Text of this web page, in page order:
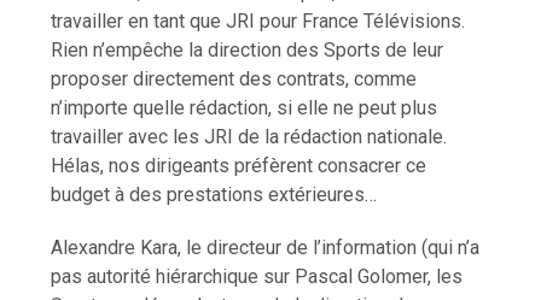
travailler en tant que JRI pour France Télévisions.
Rien n’empêche la direction des Sports de leur
proposer directement des contrats, comme
n’importe quelle rédaction, si elle ne peut plus
travailler avec les JRI de la rédaction nationale.
Hélas, nos dirigeants préfèrent consacrer ce
budget à des prestations extérieures…
Alexandre Kara, le directeur de l’information (qui n’a
pas autorité hiérarchique sur Pascal Golomer, les